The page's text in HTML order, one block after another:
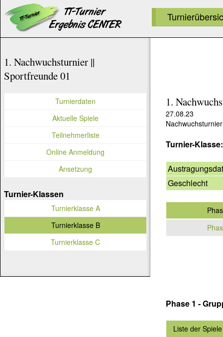
1.
27.08.23
Turnier-
Geschlecht
Phase 1 -
Liste der Spiele
1. Nachwuchsturnier ||
Sportfreunde 01
Turnierdaten
Aktuelle Spiele
Teilnehmerliste
Online Anmeldung
Ansetzung
Turnier-Klassen
Turnierklasse A
Turnierklasse B
Turnierklasse C